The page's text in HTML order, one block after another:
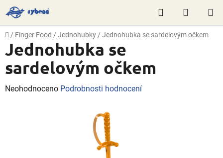
Přejít
na
obsah
Hledat
KOŠÍK
Domů
/ Finger Food / Jednohubky / Jednohubka se sardelovým očkem
Jednohubka se
sardelovým očkem
Průměrné
Neohodnoceno Podrobnosti hodnocení